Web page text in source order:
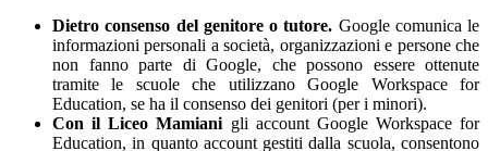
Dietro consenso del genitore o tutore. Google comunica le
informazioni personali a società, organizzazioni e persone che
non fanno parte di Google, che possono essere ottenute
tramite le scuole che utilizzano Google Workspace for
Education, se ha il consenso dei genitori (per i minori).
Con il Liceo Mamiani gli account Google Workspace for
Education, in quanto account gestiti dalla scuola, consentono